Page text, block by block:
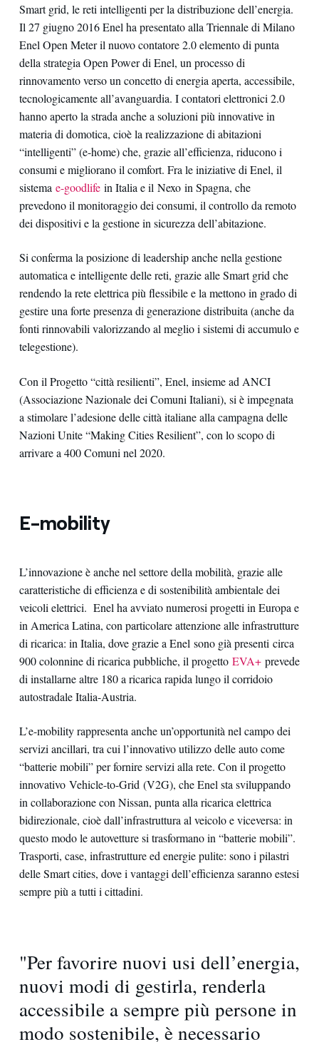
Smart grid, le reti intelligenti per la distribuzione dell’energia.
Il 27 giugno 2016 Enel ha presentato alla Triennale di Milano
Enel Open Meter il nuovo contatore 2.0 elemento di punta
della strategia Open Power di Enel, un processo di
rinnovamento verso un concetto di energia aperta, accessibile,
tecnologicamente all’avanguardia. I contatori elettronici 2.0
hanno aperto la strada anche a soluzioni più innovative in
materia di domotica, cioè la realizzazione di abitazioni
“intelligenti” (e-home) che, grazie all’efficienza, riducono i
consumi e migliorano il comfort. Fra le iniziative di Enel, il
sistema e-goodlifein Italia e il Nexo in Spagna, che
prevedono il monitoraggio dei consumi, il controllo da remoto
dei dispositivi e la gestione in sicurezza dell’abitazione.
Si conferma la posizione di leadership anche nella gestione
automatica e intelligente delle reti, grazie alle Smart grid che
rendendo la rete elettrica più flessibile e la mettono in grado di
gestire una forte presenza di generazione distribuita (anche da
fonti rinnovabili valorizzando al meglio i sistemi di accumulo e
telegestione).
Con il Progetto “città resilienti”, Enel, insieme ad ANCI
(Associazione Nazionale dei Comuni Italiani), si è impegnata
a stimolare l’adesione delle città italiane alla campagna delle
Nazioni Unite “Making Cities Resilient”, con lo scopo di
arrivare a 400 Comuni nel 2020.
E-mobility
L’innovazione è anche nel settore della mobilità, grazie alle
caratteristiche di efficienza e di sostenibilità ambientale dei
veicoli elettrici. Enel ha avviato numerosi progetti in Europa e
in America Latina, con particolare attenzione alle infrastrutture
di ricarica: in Italia, dove grazie a Enel sono già presenti circa
900 colonnine di ricarica pubbliche, il progetto EVA+prevede
di installarne altre 180 a ricarica rapida lungo il corridoio
autostradale Italia-Austria.
L’e-mobility rappresenta anche un’opportunità nel campo dei
servizi ancillari, tra cui l’innovativo utilizzo delle auto come
“batterie mobili” per fornire servizi alla rete. Con il progetto
innovativo Vehicle-to-Grid (V2G), che Enel sta sviluppando
in collaborazione con Nissan, punta alla ricarica elettrica
bidirezionale, cioè dall’infrastruttura al veicolo e viceversa: in
questo modo le autovetture si trasformano in “batterie mobili”.
Trasporti, case, infrastrutture ed energie pulite: sono i pilastri
delle Smart cities, dove i vantaggi dell’efficienza saranno estesi
sempre più a tutti i cittadini.
"Per favorire nuovi usi dell’energia,
nuovi modi di gestirla, renderla
accessibile a sempre più persone in
modo sostenibile, è necessario